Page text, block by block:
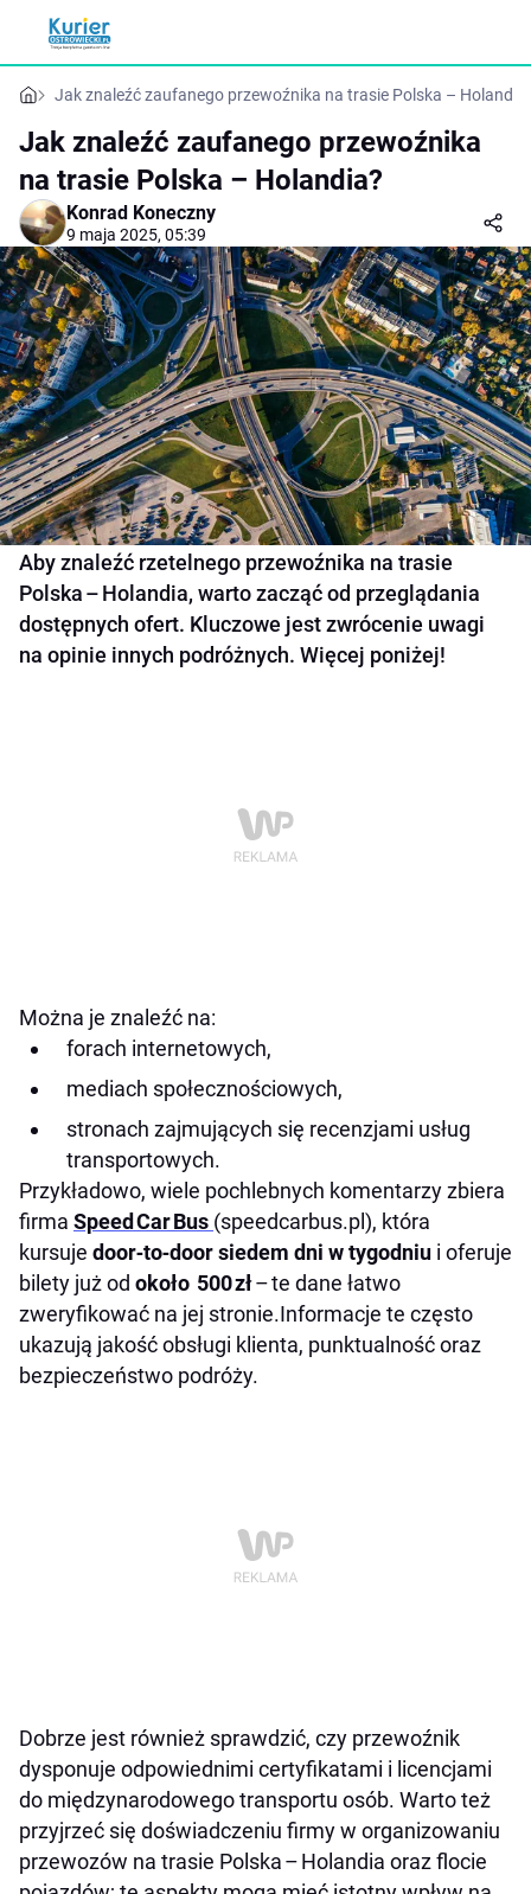
Jak znaleźć zaufanego przewoźnika na trasie Polska –
Jak znaleźć zaufanego przewoźnika
na trasie Polska – Holandia?
Konrad Koneczny
9 maja 2025, 05:39
Aby znaleźć rzetelnego przewoźnika na trasie
Polska – Holandia, warto zacząć od przeglądania
dostępnych ofert. Kluczowe jest zwrócenie uwagi
na opinie innych podróżnych. Więcej poniżej!
Można je znaleźć na:
forach internetowych,
mediach społecznościowych,
stronach zajmujących się recenzjami usług
transportowych.
Przykładowo, wiele pochlebnych komentarzy zbiera
firma Speed Car Bus (speedcarbus.pl), która
kursuje door‑to‑door siedem dni w tygodniu i oferuje
bilety już od około 500 zł– te dane łatwo
zweryfikować na jej stronie.Informacje te często
ukazują jakość obsługi klienta, punktualność oraz
bezpieczeństwo podróży.
Dobrze jest również sprawdzić, czy przewoźnik
dysponuje odpowiednimi certyfikatami i licencjami
do międzynarodowego transportu osób. Warto też
przyjrzeć się doświadczeniu firmy w organizowaniu
przewozów na trasie Polska – Holandia oraz flocie